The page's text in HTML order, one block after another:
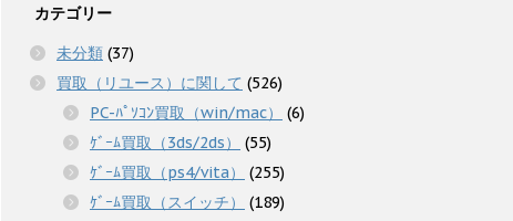
カテゴリー
未分類 (37)
買取（リユース）に関して (526)
PC-ﾊﾟｿｺﾝ買取（win/mac）
(6)
ｹﾞｰﾑ買取（3ds/2ds）
(55)
ｹﾞｰﾑ買取（ps4/vita）
(255)
ｹﾞｰﾑ買取（スイッチ）
(189)